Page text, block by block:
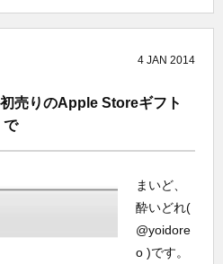
4 JAN 2014
売りのApple Storeギフト
で
まいど、
酔いどれ(
@yoidore
o )です。